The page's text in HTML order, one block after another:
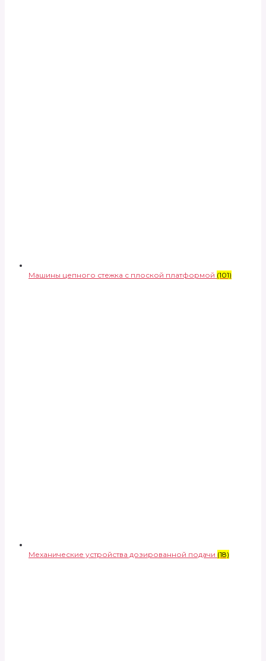
Машины цепного стежка с плоской платформой (101)
Механические устройства дозированной подачи (18)